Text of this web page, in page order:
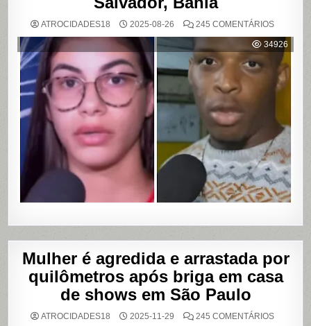
ATROCIDADES18 2025-08-26 245 COMENTÁRIOSEM
ACUSA
DE
UBER
DE
EM
DE
VÍDEOS
ÍNTIMOS
EM
BAHIA
34926
Mulher é agredida e arrastada por
quilômetros após briga em casa
de shows em São Paulo
ATROCIDADES18 2025-11-29 245 COMENTÁRIOSEM